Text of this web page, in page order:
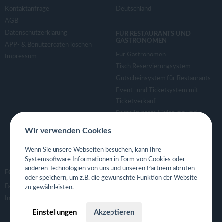
Kontaktanfrage
AGB
Datenschutzerklärung
APP- & Benutzerdaten löschen
Impressum
Deutschland
FÜR RESTAURANTS UND
GASTRONOMEN
Für Gastronomen
Tisch Reservierungsystem
Gutscheinsystem für Restaurants
Event- und Ticketsystem mit
Ticketverkauf
Bestellsystem Lieferung und
Eigene App für Restaurant
FOLGE UNS
Facebook
Instagram
Wir verwenden Cookies
Wenn Sie unsere Webseiten besuchen, kann Ihre
Systemsoftware Informationen in Form von Cookies oder
anderen Technologien von uns und unseren Partnern abrufen
oder speichern, um z.B. die gewünschte Funktion der Website
zu gewährleisten.
Einstellungen Akzeptieren